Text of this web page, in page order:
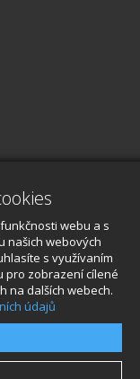
webu a s
našich webových
s využívaním
pro zobrazení cílené
na dalších webech.
údajů